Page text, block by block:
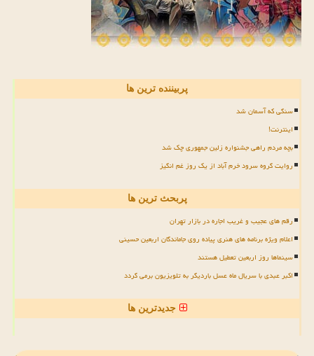
پربیننده ترین ها
سنگی که آسمان شد
اینترنت!
بچه مردم راهی جشنواره زلین جمهوری چک شد
روایت گروه سرود خرم آباد از یک روز غم انگیز
پربحث ترین ها
رقم های عجیب و غریب اجاره در بازار تهران
اعلام ویژه برنامه های هنری پیاده روی جاماندگان اربعین حسینی
سینماها روز اربعین تعطیل هستند
اکبر عبدی با سریال ماه عسل باردیگر به تلویزیون برمی گردد
جدیدترین ها